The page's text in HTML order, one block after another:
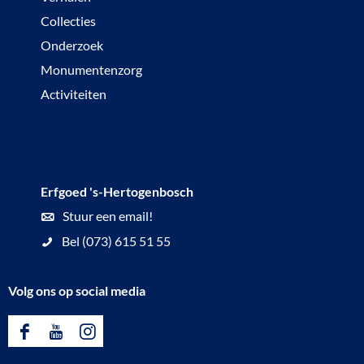
Collecties
Onderzoek
Monumentenzorg
Activiteiten
Erfgoed 's-Hertogenbosch
Stuur een email!
Bel (073) 615 51 55
Volg ons op social media
F
Y
I